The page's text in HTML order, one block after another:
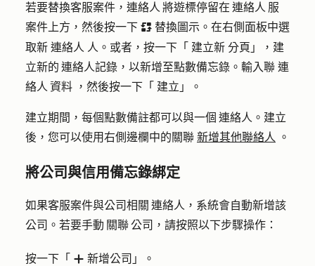
若要替換客服案件，連絡人 將遊標停留在 連絡人 服
案件上方，然後按一下 replace 替換圖示 。在右側面板中選
取新 連絡人 人。或者，按一下「 建立新 分頁」，建
立新的 連絡人記錄，以新增至點數備忘錄。輸入聯 連
絡人 資料 ，然後按一下「 建立 」。
建立期間，每個點數備註都可以與一個 連絡人。建立
後，您可以使用右側邊欄中的關聯 新增其他聯絡人 。
將公司與信用備忘錄綁定
如果客服案件與公司相關 連絡人，系統會自動新增該
公司。若要手動 關聯 公司，請按照以下步驟操作：
按一下「 add 新增公司 」。